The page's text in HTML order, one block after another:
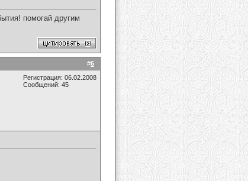
помогай другим
#6
Регистрация: 06.02.2008
Сообщений: 45